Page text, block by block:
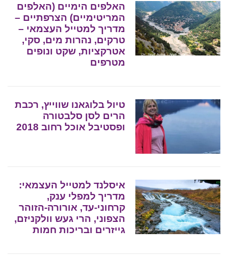
האלפים הימיים (האלפים
המריטימיים) הצרפתיים –
מדריך למטייל העצמאי –
טרקים, נהרות מים, סקי,
אטרקציות, שקט ונופים
מטרפים
טיול בלוגאנו שווייץ, רכבת
הרים לסן סלבטורה
ופסטיבל אוכל רחוב 2018
איסלנד למטייל העצמאי:
מדריך למפלי ענק,
קרחוני-עד, אורורה-הזוהר
הצפוני, הרי געש וולקניזם,
גייזרים ובריכות חמות